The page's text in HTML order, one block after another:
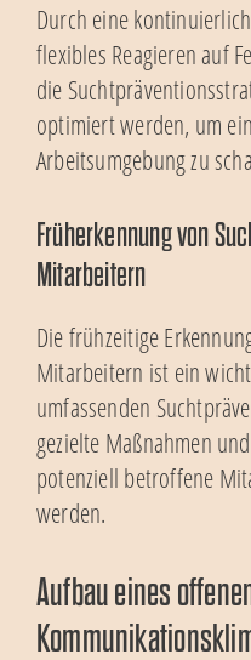
Durch eine
flexibles Reagieren auf
die
optimiert werden, um
Arbeitsumgebung zu
Früherkennung von
Mitarbeitern
Die frühzeitige
Mitarbeitern ist ein
umfassenden
gezielte Maßnahmen
potenziell betroffene
werden.
Aufbau eines